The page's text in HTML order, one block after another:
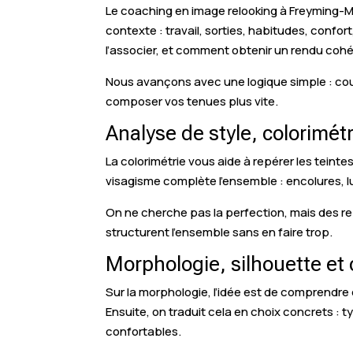
Le coaching en image relooking à
contexte : travail, sorties, habitudes,
l’associer, et comment obtenir un rendu
Nous avançons avec une logique simple :
composer vos tenues plus vite.
Analyse de style,
La colorimétrie vous aide à repérer les
visagisme complète l’ensemble :
On ne cherche pas la perfection, mais des
structurent l’ensemble sans en faire trop.
Morphologie, silhouette et
Sur la morphologie, l’idée est de
Ensuite, on traduit cela en choix concrets :
confortables.